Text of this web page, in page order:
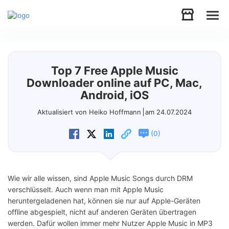
Video
Support
Top 7 Free Apple Music
Downloader online auf PC, Mac,
Android, iOS
Aktualisiert von Heiko Hoffmann am 24.07.2024
(0)
Wie wir alle wissen, sind Apple Music Songs durch DRM
verschlüsselt. Auch wenn man mit Apple Music
heruntergeladenen hat, können sie nur auf Apple-Geräten
offline abgespielt, nicht auf anderen Geräten übertragen
werden. Dafür wollen immer mehr Nutzer Apple Music in MP3